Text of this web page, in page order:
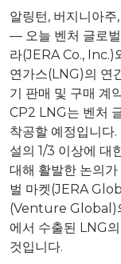
알링턴, 버지니아주,
— 오늘 벤처 글로
라(JERA Co., Inc.)
연가스(LNG)의 연
기 판매 및 구매 계
CP2 LNG는 벤처
착공할 예정입니다
설의 1/3 이상에 대
대해 활발한 논의
벌 마켓(JERA
(Venture Global)
에서 수출된 LNG
것입니다.